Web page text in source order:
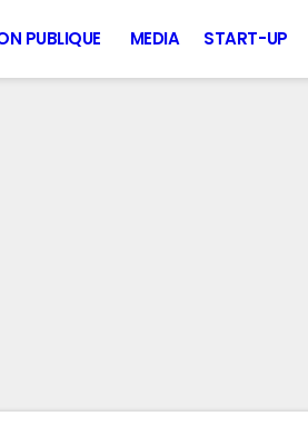
PUBLIQUE MEDIA START-UP